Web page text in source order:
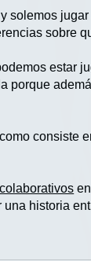
solemos
sobre
estar
porque
consiste
historia